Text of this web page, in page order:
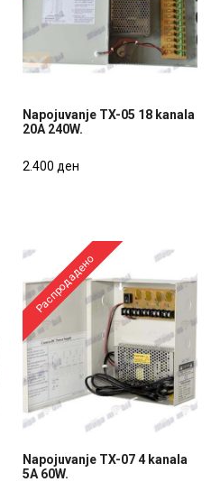
20A 240W.
Napojuvanje TX-05 18 kanala
20A 240W.
2.400 ден
Распродадено
Napojuvanje TX-07 4 kanala
5A 60W.